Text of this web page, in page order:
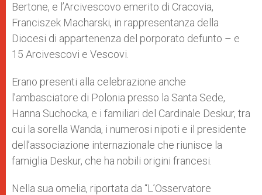
Bertone, e l’Arcivescovo emerito di Cracovia,
Franciszek Macharski, in rappresentanza della
Diocesi di appartenenza del porporato defunto – e
15 Arcivescovi e Vescovi.
Erano presenti alla celebrazione anche
l’ambasciatore di Polonia presso la Santa Sede,
Hanna Suchocka, e i familiari del Cardinale Deskur, tra
cui la sorella Wanda, i numerosi nipoti e il presidente
dell’associazione internazionale che riunisce la
famiglia Deskur, che ha nobili origini francesi.
Nella sua omelia, riportata da “L’Osservatore